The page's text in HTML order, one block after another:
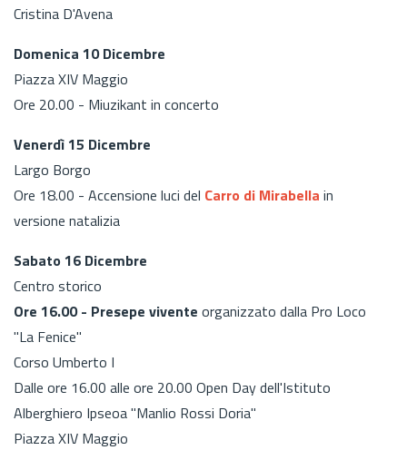
Cristina D'Avena
Domenica 10 Dicembre
Piazza XIV Maggio
Ore 20.00 - Miuzikant in concerto
Venerdì 15 Dicembre
Largo Borgo
Ore 18.00 - Accensione luci del Carro di Mirabella in
versione natalizia
Sabato 16 Dicembre
Centro storico
Ore 16.00 - Presepe vivente organizzato dalla Pro Loco
"La Fenice"
Corso Umberto I
Dalle ore 16.00 alle ore 20.00 Open Day dell'Istituto
Alberghiero Ipseoa "Manlio Rossi Doria"
Piazza XIV Maggio